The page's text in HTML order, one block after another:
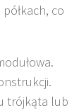
co
trójkąta lub